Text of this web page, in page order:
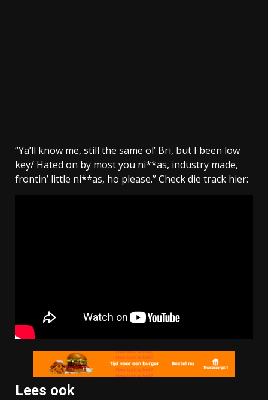
“Ya’ll know me, still the same ol’ Bri, but I been low
key/ Hated on by most you ni**as, industry made,
frontin’ little ni**as, ho please.” Check die track hier:
Lees ook